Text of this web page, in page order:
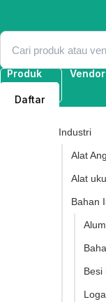
konten
Produk Vendor
Masuk
Daftar
Industri
Alat
Alat
Bahan
Besi